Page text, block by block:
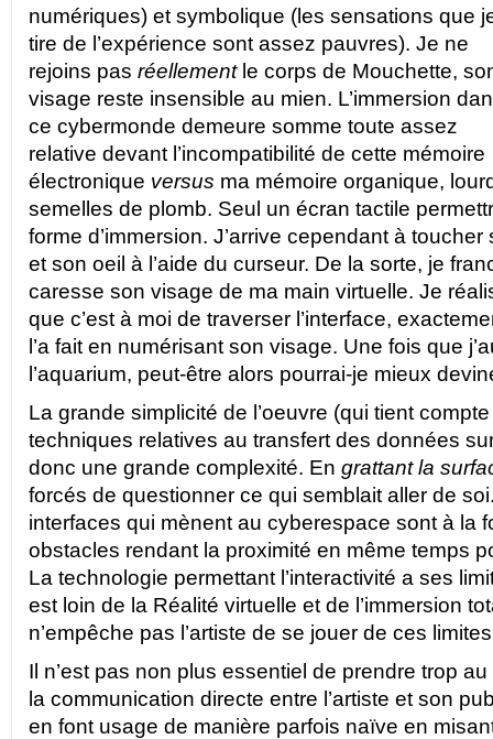
numériques) et symbolique (les sensations que
tire de l’expérience sont assez pauvres). Je ne
rejoins pas réellementle corps de Mouchette,
visage reste insensible au mien. L’immersion
ce cybermonde demeure somme toute assez
relative devant l’incompatibilité de cette mémoire
électronique versus ma mémoire organique,
semelles de plomb. Seul un écran tactile
forme d’immersion. J’arrive cependant à
et son oeil à l’aide du curseur. De la sorte, je
caresse son visage de ma main virtuelle. Je
que c’est à moi de traverser l’interface,
l’a fait en numérisant son visage. Une fois que
l’aquarium, peut-être alors pourrai-je mieux
La grande simplicité de l’oeuvre (qui tient
techniques relatives au transfert des données
donc une grande complexité. En grattant la
forcés de questionner ce qui semblait aller de
interfaces qui mènent au cyberespace sont à la
obstacles rendant la proximité en même temps
La technologie permettant l’interactivité a ses
est loin de la Réalité virtuelle et de l’immersion
n’empêche pas l’artiste de se jouer de ces
Il n’est pas non plus essentiel de prendre trop
la communication directe entre l’artiste et son
en font usage de manière parfois naïve en